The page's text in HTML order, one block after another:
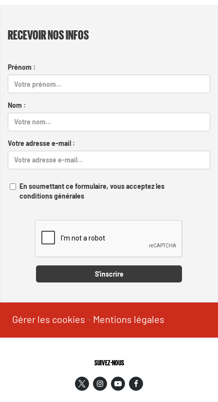
RECEVOIR NOS INFOS
Prénom :
Nom :
Votre adresse e-mail :
En soumettant ce formulaire, vous acceptez les
conditions générales
S'inscrire
Gérer les cookies - Mentions légales
SUIVEZ-NOUS